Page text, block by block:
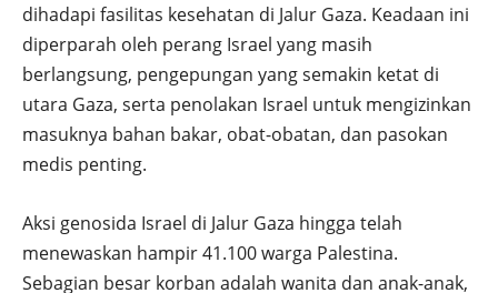
dihadapi fasilitas kesehatan di Jalur Gaza. Keadaan ini
diperparah oleh perang Israel yang masih
berlangsung, pengepungan yang semakin ketat di
utara Gaza, serta penolakan Israel untuk mengizinkan
masuknya bahan bakar, obat-obatan, dan pasokan
medis penting.
Aksi genosida Israel di Jalur Gaza hingga telah
menewaskan hampir 41.100 warga Palestina.
Sebagian besar korban adalah wanita dan anak-anak,